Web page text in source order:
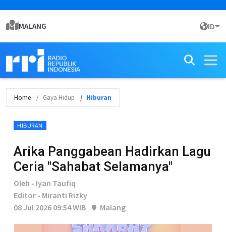
MALANG ID
Home Gaya Hidup Hiburan
HIBURAN
Arika Panggabean Hadirkan Lagu
Ceria "Sahabat Selamanya"
Oleh - Iyan Taufiq
Editor - Miranti Rizky
08 Jul 2026 09:54 WIB
Malang